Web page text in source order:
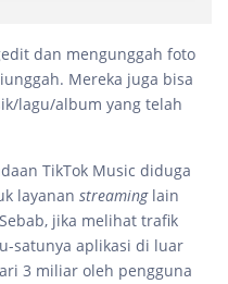
dan mengunggah foto
Mereka juga bisa
lagu/album yang telah
TikTok Music diduga
layanan streaming lain
jika melihat trafik
satunya aplikasi di luar
3 miliar oleh pengguna